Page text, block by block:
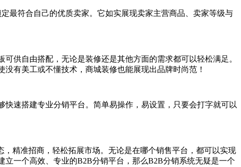
最符合自己的优质卖家。它如实展现卖家主营商品、卖家等级与
供自由搭配，无论是装修还是其他方面的需求都可以轻松满足。
有美工或不懂技术，商城装修也能展现出品牌时尚范！
速搭建专业分销平台。简单易操作，易设置，只要会打字就可以
精准招商，轻松拓展市场。无论是在哪个销售平台，都可以实现
一个高效、专业的B2B分销平台，那么B2B分销系统无疑是一个